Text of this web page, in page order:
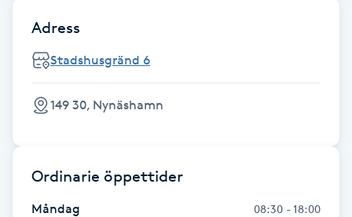
Gravidmassage
Gravidyoga
Gruppträning
Adress
Stadshusgränd 6
149 30, Nynäshamn
Ordinarie öppettider
Måndag 08:30 - 18:00